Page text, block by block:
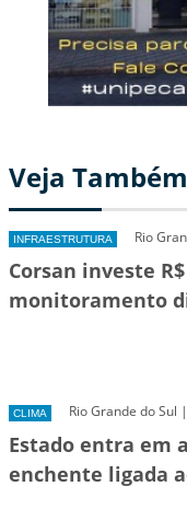
Veja Também
INFRAESTRUTURA Rio
Corsan investe
monitoramento
CLIMA Rio Grande do Sul |
Estado entra em
enchente ligada